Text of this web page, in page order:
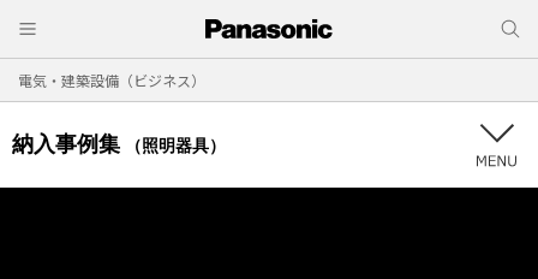
電気・建築設備（ビジネス）
納入事例集 （照明器具）